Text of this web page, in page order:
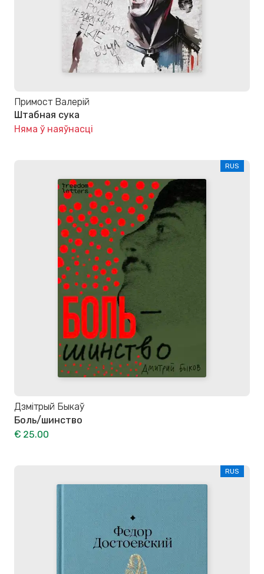
Примост Валерій
Штабная сука
Няма ў наяўнасці
RUS
Дзмітрый Быкаў
Боль/шинство
€ 25.00
RUS